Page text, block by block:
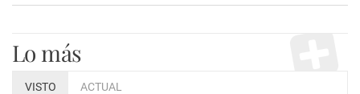
Lo más
VISTO ACTUAL